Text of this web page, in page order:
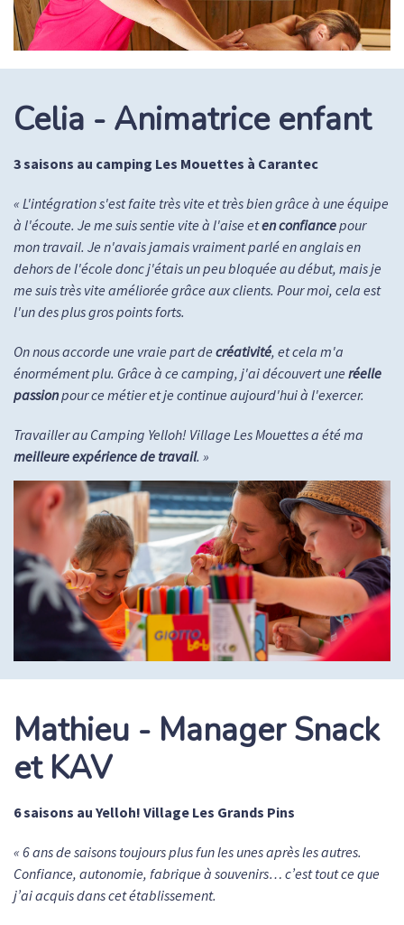
Celia - Animatrice enfant
3 saisons au camping Les Mouettes à Carantec
« L'intégration s'est faite très vite et très bien grâce à une équipe
à l'écoute. Je me suis sentie vite à l'aise eten confiancepour
mon travail. Je n'avais jamais vraiment parlé en anglais en
dehors de l'école donc j'étais un peu bloquée au début, mais je
me suis très vite améliorée grâce aux clients. Pour moi, cela est
l'un des plus gros points forts.
On nous accorde une vraie part de créativité, et cela m'a
énormément plu. Grâce à ce camping, j'ai découvert une réelle
passionpour ce métier et je continue aujourd'hui à l'exercer.
Travailler au Camping Yelloh! Village Les Mouettes a été ma
meilleure expérience de travail. »
Mathieu - Manager Snack
et KAV
6 saisons au Yelloh! Village Les Grands Pins
« 6 ans de saisons toujours plus fun les unes après les autres.
Confiance, autonomie, fabrique à souvenirs… c’est tout ce que
j’ai acquis dans cet établissement.